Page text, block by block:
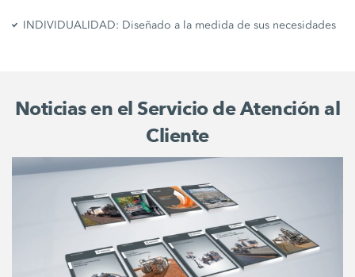
INDIVIDUALIDAD: Diseñado a la medida de sus necesidades
Noticias en el Servicio de Atención al
Cliente